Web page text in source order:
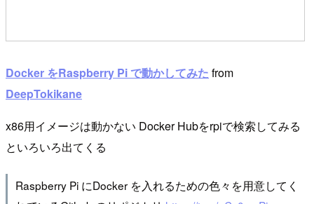
Docker をRaspberry Pi で動かしてみた from
DeepTokikane
x86用イメージは動かない Docker Hubをrpiで検索してみる
といろいろ出てくる
Raspberry Pi にDocker を入れるための色々を用意してく